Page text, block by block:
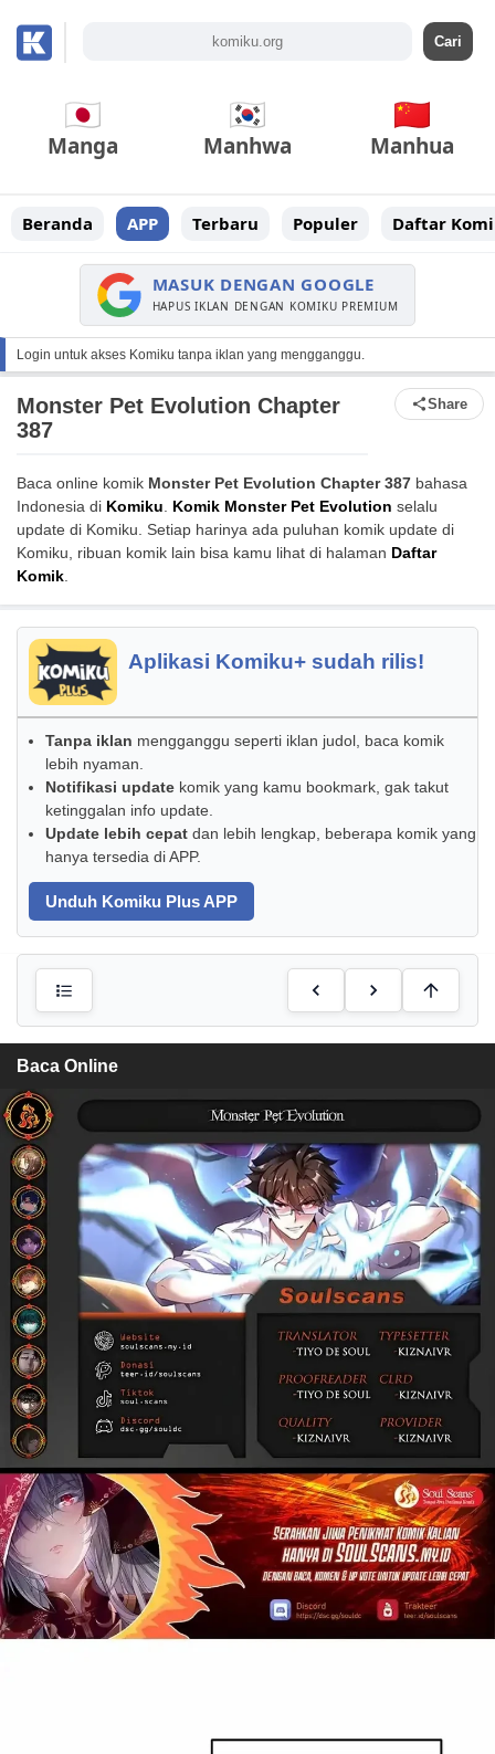
Manga Manhwa Manhua
Beranda APP Terbaru Populer Daftar
MASUK DENGAN GOOGLE
HAPUS IKLAN DENGAN KOMIKU PREMIUM
Login untuk akses Komiku tanpa iklan yang mengganggu.
Monster Pet Evolution Chapter
387
Share
Baca online komik Monster Pet Evolution Chapter 387 bahasa
Indonesia di Komiku. Komik Monster Pet Evolution selalu
update di Komiku. Setiap harinya ada puluhan komik update di
Komiku, ribuan komik lain bisa kamu lihat di halaman Daftar
Komik.
Aplikasi Komiku+ sudah rilis!
Tanpa iklan mengganggu seperti iklan judol, baca komik
lebih nyaman.
Notifikasi update komik yang kamu bookmark, gak takut
ketinggalan info update.
Update lebih cepat dan lebih lengkap, beberapa komik yang
hanya tersedia di APP.
Unduh Komiku Plus APP
Baca Online